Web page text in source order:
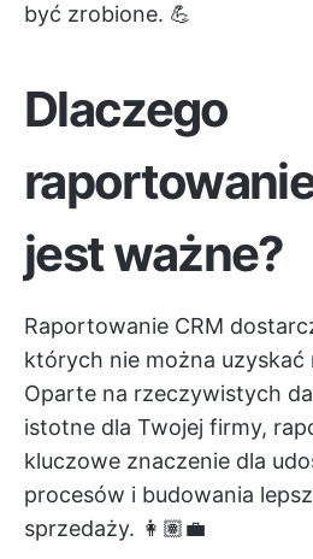
być zrobione. 💪
Dlaczego
jest ważne?
Raportowanie CRM
których nie można uzyskać
Oparte na rzeczywistych
istotne dla Twojej firmy,
kluczowe znaczenie dla
procesów i budowania
sprzedaży. 👩🏽‍💼